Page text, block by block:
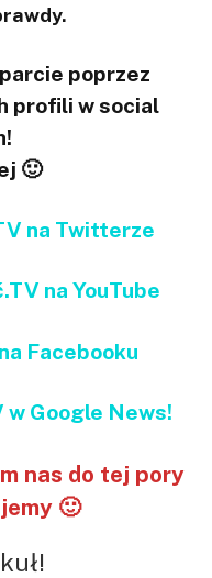
poprzez
profili w social
🙂
na Twitterze
na YouTube
Facebooku
w Google News!
nas do tej pory
🙂